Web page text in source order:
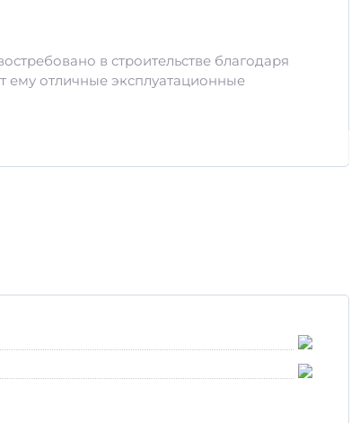
в строительстве благодаря
ему отличные эксплуатационные